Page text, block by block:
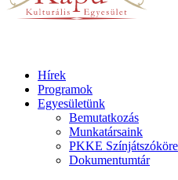
Hírek
Programok
Egyesületünk
Bemutatkozás
Munkatársaink
PKKE Színjátszóköre
Dokumentumtár